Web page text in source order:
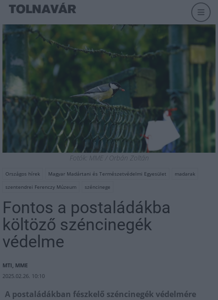
Fotók: MME / Orbán Zoltán
Országos hírek Magyar Madártani és Természetvédelmi Egyesület
madarak
szentendrei Ferenczy Múzeum
széncinege
Fontos a postaládákba
költöző széncinegék
védelme
MTI, MME
2025.02.26. 10:10
A postaládákban fészkelő széncinegék védelmére